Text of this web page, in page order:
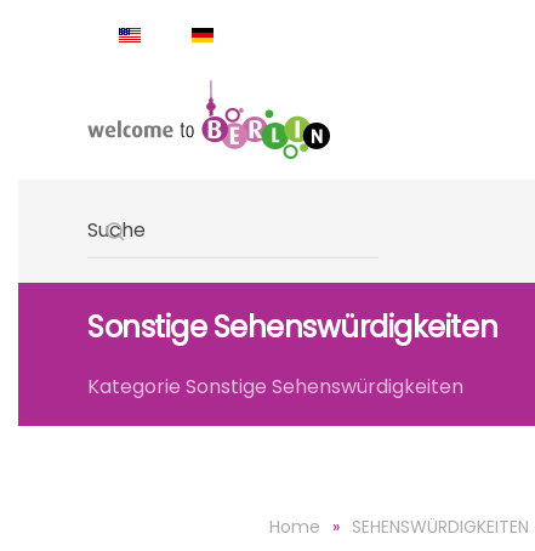
Sonstige Sehenswürdigkeiten
Kategorie Sonstige Sehenswürdigkeiten
Home SEHENSWÜRDIGKEITEN